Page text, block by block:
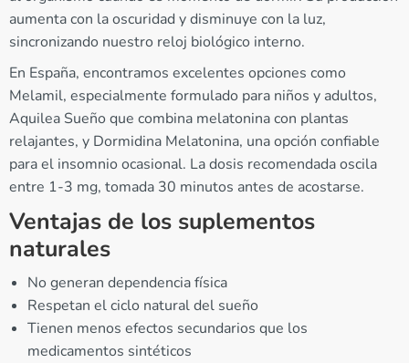
aumenta con la oscuridad y disminuye con la luz,
sincronizando nuestro reloj biológico interno.
En España, encontramos excelentes opciones como
Melamil, especialmente formulado para niños y adultos,
Aquilea Sueño que combina melatonina con plantas
relajantes, y Dormidina Melatonina, una opción confiable
para el insomnio ocasional. La dosis recomendada oscila
entre 1-3 mg, tomada 30 minutos antes de acostarse.
Ventajas de los suplementos
naturales
No generan dependencia física
Respetan el ciclo natural del sueño
Tienen menos efectos secundarios que los
medicamentos sintéticos